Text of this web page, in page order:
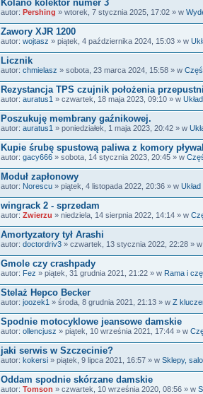
Kolano kolektor numer 3
autor: Pershing » wtorek, 7 stycznia 2025, 17:02 » w
Zawory XJR 1200
autor: wojtasz » piątek, 4 października 2024, 15:03 » w
Licznik
autor: chmielasz » sobota, 23 marca 2024, 15:58 » w
Rezystancja TPS czujnik położenia
autor: auratus1 » czwartek, 18 maja 2023, 09:10 » w
Poszukuję membrany gaźnikowej.
autor: auratus1 » poniedziałek, 1 maja 2023, 20:42 » w
Kupie śrubę spustową paliwa z komory
autor: gacy666 » sobota, 14 stycznia 2023, 20:45 » w
Moduł zapłonowy
autor: Norescu » piątek, 4 listopada 2022, 20:36 » w
wingrack 2 - sprzedam
autor: Zwierzu » niedziela, 14 sierpnia 2022, 14:14 » w
Amortyzatory tył Arashi
autor: doctordriv3 » czwartek, 13 stycznia 2022, 22:28 » w
Gmole czy crashpady
autor: Fez » piątek, 31 grudnia 2021, 21:22 » w Rama i
Stelaż Hepco Becker
autor: joozek1 » środa, 8 grudnia 2021, 21:13 » w Z
Spodnie motocyklowe jeansowe damskie
autor: ollencjusz » piątek, 10 września 2021, 17:44 » w
jaki serwis w Szczecinie?
autor: kokersi » piątek, 9 lipca 2021, 16:57 » w Sklepy,
Oddam spodnie skórzane damskie
autor: Tomson » czwartek, 10 września 2020, 08:56 » w